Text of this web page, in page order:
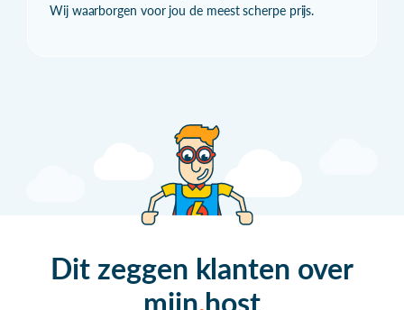
Wij waarborgen voor jou de meest scherpe prijs.
Dit zeggen klanten over
mijn host